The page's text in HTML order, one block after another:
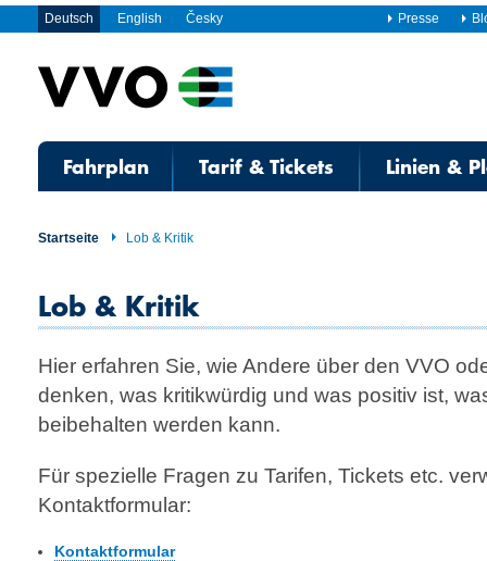
Deutsch English Česky Presse
Fahrplan Tarif & Tickets Linien &
Startseite Lob & Kritik
Lob & Kritik
Hier erfahren Sie, wie Andere über den VVO
denken, was kritikwürdig und was positiv ist,
beibehalten werden kann.
Für spezielle Fragen zu Tarifen, Tickets etc.
Kontakt­formular:
Kontaktformular